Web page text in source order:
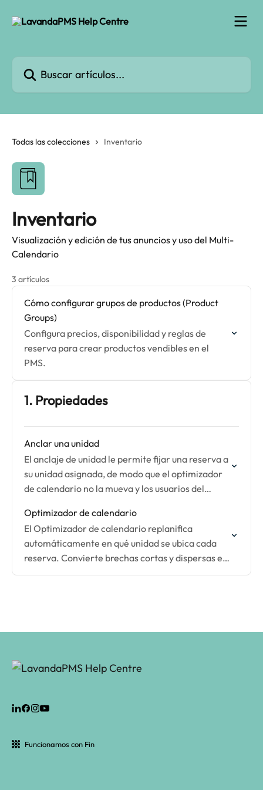
Buscar artículos...
Todas las colecciones Inventario
Inventario
Visualización y edición de tus anuncios y uso del Multi-
Calendario
3 artículos
Cómo configurar grupos de productos (Product
Groups)
Configura precios, disponibilidad y reglas de
reserva para crear productos vendibles en el
PMS.
1. Propiedades
Anclar una unidad
El anclaje de unidad le permite fijar una reserva a
su unidad asignada, de modo que el optimizador
de calendario no la mueva y los usuarios del
Optimizador de calendario
El Optimizador de calendario replanifica
automáticamente en qué unidad se ubica cada
reserva. Convierte brechas cortas y dispersas en
ventanas largas y vendibles, cada noche, sin
Funcionamos con Fin